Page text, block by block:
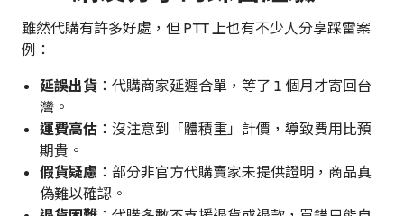
雖然代購有許多好處，但 PTT 上也有不少人分享踩雷案
例：
延誤出貨 ：代購商家延遲合單，等了 1 個月才寄回台
灣。
運費高估 ：沒注意到「體積重」計價，導致費用比預
期貴。
假貨疑慮 ：部分非官方代購賣家未提供證明，商品真
偽難以確認。